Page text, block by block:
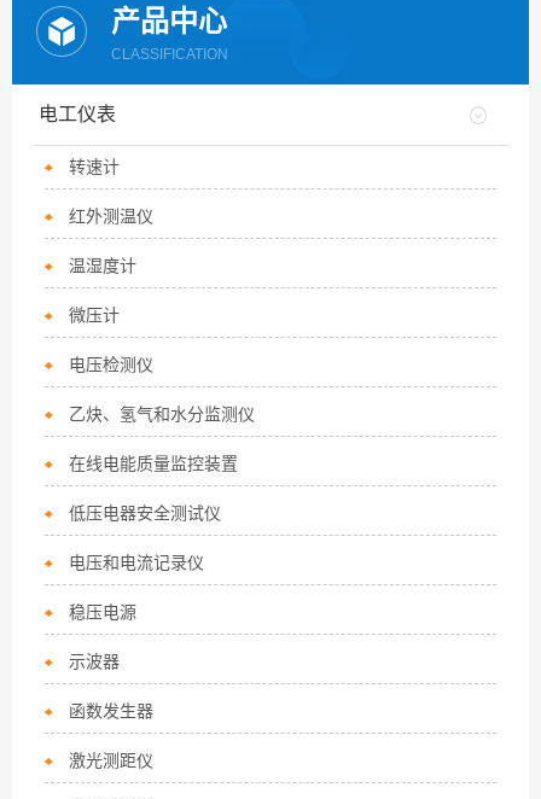
产品中心
CLASSIFICATION
电工仪表
转速计
红外测温仪
温湿度计
微压计
电压检测仪
乙炔、氢气和水分监测仪
在线电能质量监控装置
低压电器安全测试仪
电压和电流记录仪
稳压电源
示波器
函数发生器
激光测距仪